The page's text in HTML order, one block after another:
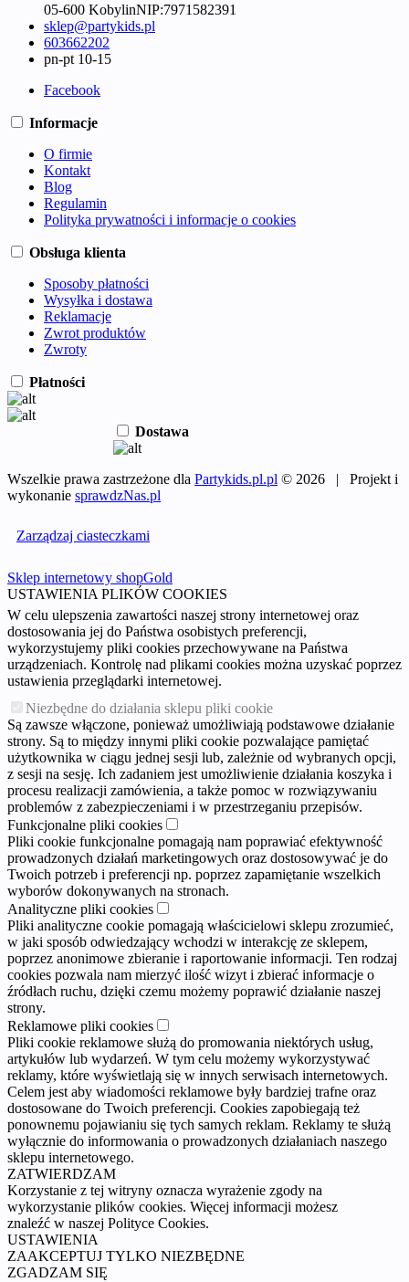
05-600 KobylinNIP:7971582391
sklep@partykids.pl
603662202
pn-pt 10-15
Facebook
Informacje
O firmie
Kontakt
Blog
Regulamin
Polityka prywatności i informacje o cookies
Obsługa klienta
Sposoby płatności
Wysyłka i dostawa
Reklamacje
Zwrot produktów
Zwroty
Płatności
Dostawa
Wszelkie prawa zastrzeżone dla Partykids.pl.pl © 2026 | Projekt i
wykonanie sprawdzNas.pl
Zarządzaj ciasteczkami
Sklep internetowy shopGold
USTAWIENIA PLIKÓW COOKIES
W celu ulepszenia zawartości naszej strony internetowej oraz
dostosowania jej do Państwa osobistych preferencji,
wykorzystujemy pliki cookies przechowywane na Państwa
urządzeniach. Kontrolę nad plikami cookies można uzyskać poprzez
ustawienia przeglądarki internetowej.
Niezbędne do działania sklepu pliki cookie
Są zawsze włączone, ponieważ umożliwiają podstawowe działanie
strony. Są to między innymi pliki cookie pozwalające pamiętać
użytkownika w ciągu jednej sesji lub, zależnie od wybranych opcji,
z sesji na sesję. Ich zadaniem jest umożliwienie działania koszyka i
procesu realizacji zamówienia, a także pomoc w rozwiązywaniu
problemów z zabezpieczeniami i w przestrzeganiu przepisów.
Funkcjonalne pliki cookies
Pliki cookie funkcjonalne pomagają nam poprawiać efektywność
prowadzonych działań marketingowych oraz dostosowywać je do
Twoich potrzeb i preferencji np. poprzez zapamiętanie wszelkich
wyborów dokonywanych na stronach.
Analityczne pliki cookies
Pliki analityczne cookie pomagają właścicielowi sklepu zrozumieć,
w jaki sposób odwiedzający wchodzi w interakcję ze sklepem,
poprzez anonimowe zbieranie i raportowanie informacji. Ten rodzaj
cookies pozwala nam mierzyć ilość wizyt i zbierać informacje o
źródłach ruchu, dzięki czemu możemy poprawić działanie naszej
strony.
Reklamowe pliki cookies
Pliki cookie reklamowe służą do promowania niektórych usług,
artykułów lub wydarzeń. W tym celu możemy wykorzystywać
reklamy, które wyświetlają się w innych serwisach internetowych.
Celem jest aby wiadomości reklamowe były bardziej trafne oraz
dostosowane do Twoich preferencji. Cookies zapobiegają też
ponownemu pojawianiu się tych samych reklam. Reklamy te służą
wyłącznie do informowania o prowadzonych działaniach naszego
sklepu internetowego.
ZATWIERDZAM
Korzystanie z tej witryny oznacza wyrażenie zgody na
wykorzystanie plików cookies. Więcej informacji możesz
znaleźć w naszej Polityce Cookies.
USTAWIENIA
ZAAKCEPTUJ TYLKO NIEZBĘDNE
ZGADZAM SIĘ